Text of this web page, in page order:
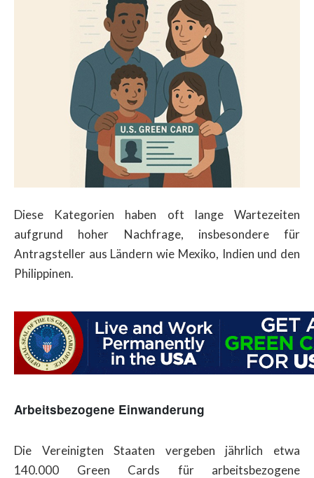
Diese Kategorien haben oft lange Wartezeiten
aufgrund hoher Nachfrage, insbesondere für
Antragsteller aus Ländern wie Mexiko, Indien und den
Philippinen.
Arbeitsbezogene Einwanderung
Die Vereinigten Staaten vergeben jährlich etwa
140.000 Green Cards für arbeitsbezogene